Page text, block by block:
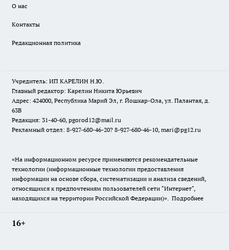
О нас
Контакты
Редакционная политика
Учредитель: ИП КАРЕЛИН Н.Ю.
Главный редактор: Карелин Никита Юрьевич
Адрес: 424000, Республика Марий Эл, г. Йошкар-Ола, ул. Палантая, д.
63В
Редакция: 31-40-60, pgorod12@mail.ru
Рекламный отдел: 8-927-680-46-20? 8-927-680-46-10, mari@pg12.ru
«На информационном ресурсе применяются рекомендательные
технологии (информационные технологии предоставления
информации на основе сбора, систематизации и анализа сведений,
относящихся к предпочтениям пользователей сети "Интернет",
находящихся на территории Российской Федерации)». Подробнее
16+